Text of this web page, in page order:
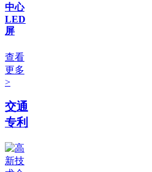
中心
LED
屏
查看
更多
>
交通
专利